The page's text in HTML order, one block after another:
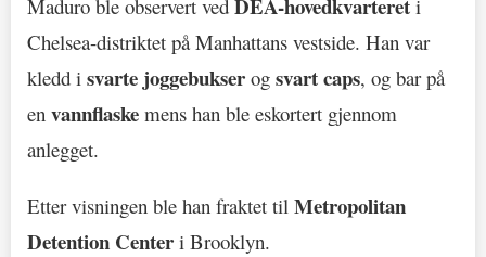
Maduro ble observert ved
i
Chelsea-distriktet på Manhattans vestside. Han var
kledd i svarte joggebukser og svart caps, og bar på
en vannflaske mens han ble eskortert gjennom
anlegget.
Etter visningen ble han fraktet til Metropolitan
Detention Center i Brooklyn.